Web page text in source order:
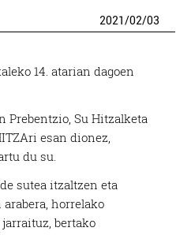
2021/02/03
14. atarian dagoen
Prebentzio, Su Hitzalketa
esan dionez,
du su.
sutea itzaltzen eta
horrelako
bertako